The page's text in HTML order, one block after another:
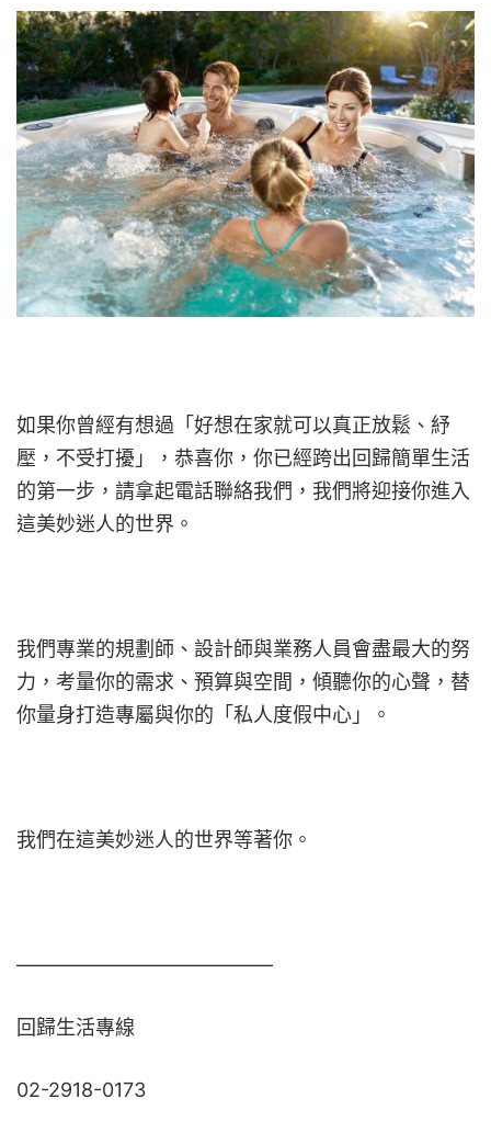
如果你曾經有想過「好想在家就可以真正放鬆、紓
壓，不受打擾」，恭喜你，你已經跨出回歸簡單生活
的第一步，請拿起電話聯絡我們，我們將迎接你進入
這美妙迷人的世界。
我們專業的規劃師、設計師與業務人員會盡最大的努
力，考量你的需求、預算與空間，傾聽你的心聲，替
你量身打造專屬與你的「私人度假中心」。
我們在這美妙迷人的世界等著你。
—————————————
回歸生活專線
02-2918-0173